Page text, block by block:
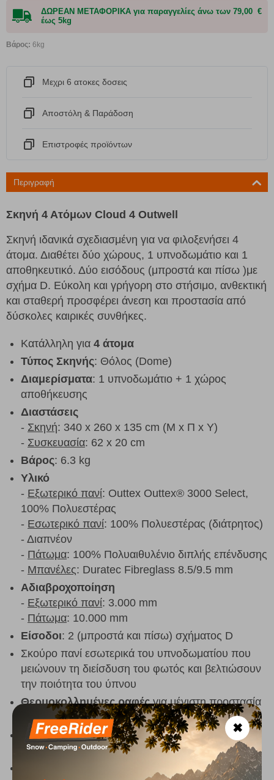
ΔΩΡΕΑΝ ΜΕΤΑΦΟΡΙΚΑ για παραγγελίες άνω των 79,00 €
έως 5kg
Βάρος: 6kg
Μεχρι 6 ατοκες δοσεις
Αποστόλη & Παράδοση
Eπιστροφές προϊόντων
Περιγραφή
Σκηνή 4 Ατόμων Cloud 4 Outwell
Σκηνή ιδανικά σχεδιασμένη για να φιλοξενήσει 4
άτομα. Διαθέτει δύο χώρους, 1 υπνοδωμάτιο και 1
αποθηκευτικό. Δύο εισόδους (μπροστά και πίσω )με
σχήμα D. Εύκολη και γρήγορη στο στήσιμο, ανθεκτική
και σταθερή προσφέρει άνεση και προστασία από
δύσκολες καιρικές συνθήκες.
Κατάλληλη για 4 άτομα
Τύπος Σκηνής: Θόλος (Dome)
Διαμερίσματα: 1 υπνοδωμάτιο + 1 χώρος
αποθήκευσης
Διαστάσεις
- Σκηνή: 340 x 260 x 135 cm (Μ x Π x Υ)
- Συσκευασία: 62 x 20 cm
Βάρος: 6.3 kg
Υλικό
- Εξωτερικό πανί: Outtex Outtex® 3000 Select,
100% Πολυεστέρας
- Εσωτερικό πανί: 100% Πολυεστέρας (διάτρητος)
- Διαπνέον
- Πάτωμα: 100% Πολυαιθυλένιο διπλής επένδυσης
- Μπανέλες: Duratec Fibreglass 8.5/9.5 mm
Αδιαβροχοποίηση
- Εξωτερικό πανί: 3.000 mm
- Πάτωμα: 10.000 mm
Είσοδοι: 2 (μπροστά και πίσω) σχήματος D
Σκούρο πανί εσωτερικά του υπνοδωματίου που
μειώνουν τη διείσδυση του φωτός και βελτιώσουν
την ποιότητα του ύπνου
Θερμοκολλημένες ραφέςγια μέγιστη προστασία
από αέρα και βροχή
Πόρτα σε σχήμα D στο εσωτερικό για εύκολη
πρόσβαση
✖